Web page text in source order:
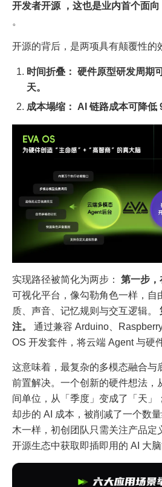
开发者开源 ，这也是业内首个面
。
开源的背后，是两项具有颠覆性的
时间折叠： 硬件原型研发周期
天。
成本塌缩： AI 链路成本可降低
实现路径被简化为两步： 第一步，
可视化平台，像勾勒角色一样，自
质、声音、记忆规则与交互逻辑。
注。 通过兼容 Arduino、
OS 开发套件，将云端 Agent 与硬
这意味着，最复杂的多模态融合与
前置解决。一个创新的硬件想法，
间单位，从「季度」变成了「天」
却步的 AI 成本，被削减了一个数
木一样，初创团队只需关注产品定
开源生态中获取即插即用的 AI 大脑